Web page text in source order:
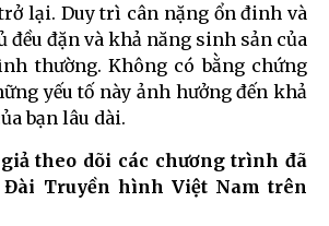
lại. Duy trì cân nặng ổn đinh và
đều đặn và khả năng sinh sản của
thường. Không có bằng chứng
yếu tố này ảnh hưởng đến khả
bạn lâu dài.
theo dõi các chương trình đã
Đài Truyền hình Việt Nam trên